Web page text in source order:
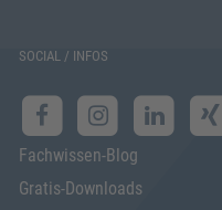
SOCIAL / INFOS
Fachwissen-Blog
Gratis-Downloads